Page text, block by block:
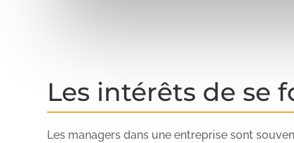
Les intérêts de se
Les managers dans une entreprise sont